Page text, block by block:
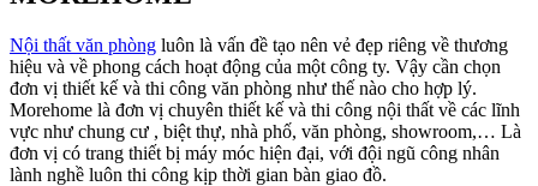
Nội thất văn phòng luôn là vấn đề tạo nên vẻ đẹp riêng về thương
hiệu và về phong cách hoạt động của một công ty. Vậy cần chọn
đơn vị thiết kế và thi công văn phòng như thế nào cho hợp lý.
Morehome là đơn vị chuyên thiết kế và thi công nội thất về các lĩnh
vực như chung cư , biệt thự, nhà phố, văn phòng, showroom,… Là
đơn vị có trang thiết bị máy móc hiện đại, với đội ngũ công nhân
lành nghề luôn thi công kịp thời gian bàn giao đồ.